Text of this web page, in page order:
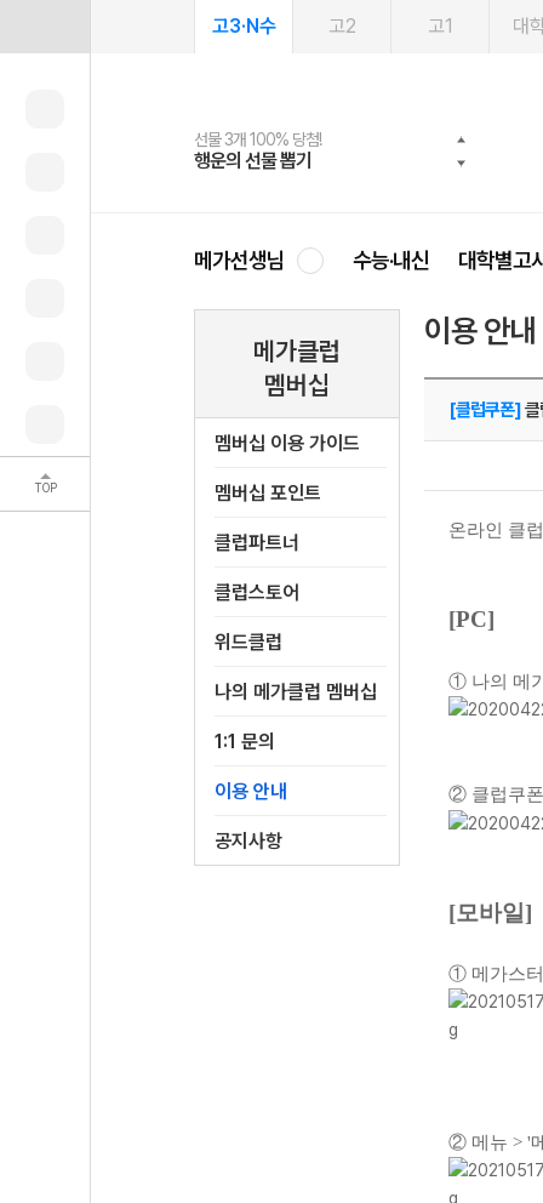
TOP
고3·N수 고2 고1 대
선물 3개 100% 당첨!
행운의 선물 뽑기
선물 100% 증정!
메가스터디 X 올리브
여름방학 스터디 캐시백
메가런 썸머스쿨
2027 러셀 단과
강사 공개선발
스마트러닝앱
설문 EVENT
메가패스
3일 무료 체험권
메가패스 수강생 무료혜택!
메가클럽 멤버십
사회공헌 캠페인
희망이룸 메가나눔
메가선생님 수능·내신 대학별고
메가클럽
멤버십
멤버십 이용 가이드
멤버십 포인트
클럽파트너
클럽스토어
위드클럽
나의 메가클럽 멤버십
1:1 문의
이용 안내
공지사항
이용 안내
[클럽쿠폰]클
온라인 클
[PC]
① 나의 메
② 클럽쿠폰
[모바일]
① 메가스터
② 메뉴 > '